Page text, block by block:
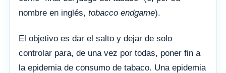
nombre en inglés, tobacco endgame).
El objetivo es dar el salto y dejar de solo
controlar para, de una vez por todas, poner fin a
la epidemia de consumo de tabaco. Una epidemia